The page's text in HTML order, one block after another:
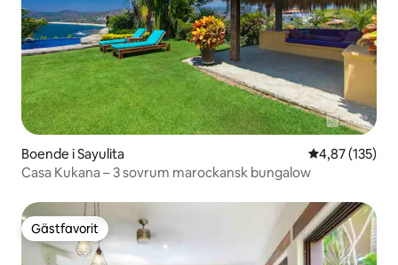
Boende i Sayulita 4,87 av 5 i
4,87 (135)
Casa Kukana – 3 sovrum marockansk bungalow
Gästfavorit
Gästfavorit